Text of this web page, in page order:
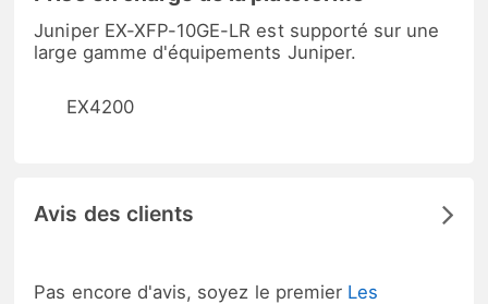
Juniper EX-XFP-10GE-LR est supporté sur une
large gamme d'équipements Juniper.
EX4200
Avis des clients
Pas encore d'avis, soyez le premier Les